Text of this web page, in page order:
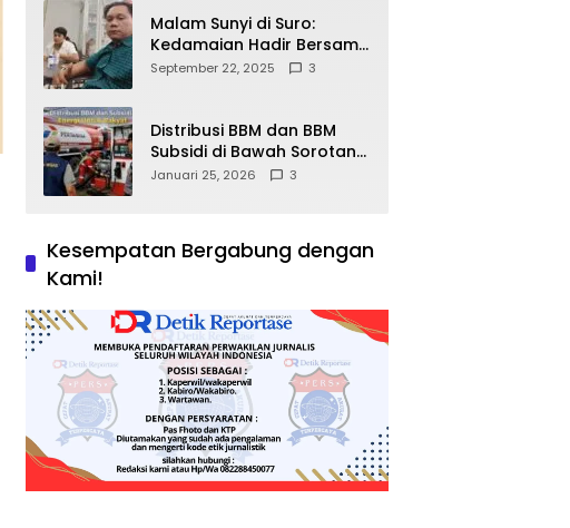
Malam Sunyi di Suro:
Kedamaian Hadir Bersama
Secangkir Kopi Hangat
September 22, 2025 3
Distribusi BBM dan BBM
Subsidi di Bawah Sorotan
Publik: Antara Kepentingan
Januari 25, 2026 3
Kesempatan Bergabung dengan
Kami!